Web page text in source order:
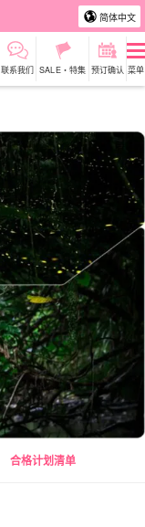
简体中文
联系我们 SALE・特集 预订确认 菜单
合格计划清单